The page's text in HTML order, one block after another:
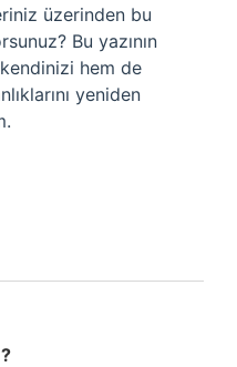
üzerinden bu
Bu yazının
hem de
yeniden